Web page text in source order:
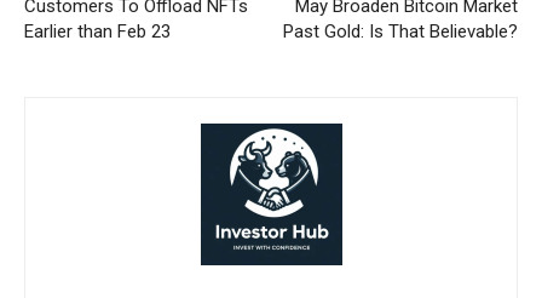
Customers To Offload NFTs
Earlier than Feb 23
May Broaden Bitcoin Market
Past Gold: Is That Believable?